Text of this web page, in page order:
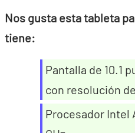
Nos gusta esta tableta
tiene:
Pantalla de 10.1
con resolución
Procesador Intel